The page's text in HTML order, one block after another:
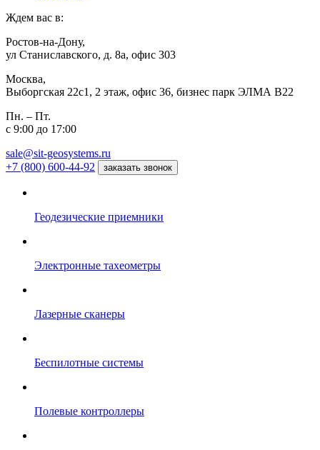
Ждем вас в:
Ростов-на-Дону,
ул Станиславского, д. 8а, офис 303
Москва,
Выборгская 22с1, 2 этаж, офис 36, бизнес парк ЭЛМА В22
Пн. – Пт.
с 9:00 до 17:00
sale@sit-geosystems.ru
+7 (800) 600-44-92
заказать звонок
Геодезические приемники
Электронные тахеометры
Лазерные сканеры
Беспилотные системы
Полевые контроллеры